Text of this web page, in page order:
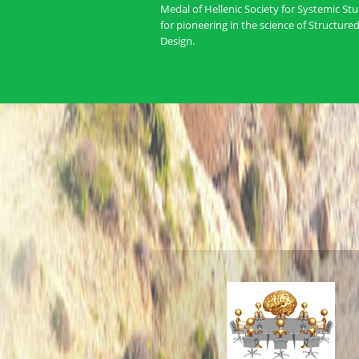
Medal of Hellenic Society for Systemic
for pioneering in the science of
Design.